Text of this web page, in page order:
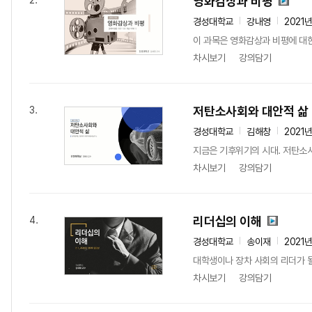
경성대학교 강내영
2021
이 과목은 영화감상과 비평에 대
차시보기
강의담기
3. 저탄소사회와 대안적 삶
경성대학교 김해창
2021
지금은 기후위기의 시대. 저탄소
차시보기
강의담기
4. 리더십의 이해
경성대학교 송이재
2021
대학생이나 장차 사회의 리더가
차시보기
강의담기